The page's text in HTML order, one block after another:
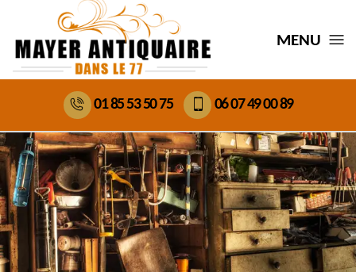
MENU
01 85 53 50 75 06 07 49 00 89